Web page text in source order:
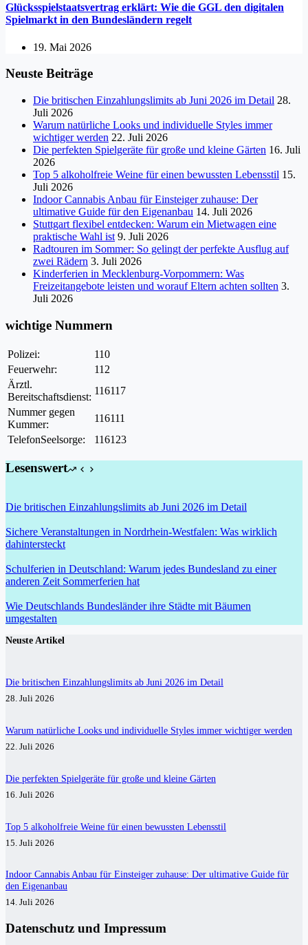
Glücksspielstaatsvertrag erklärt: Wie die GGL den digitalen
Spielmarkt in den Bundesländern regelt
19. Mai 2026
Neuste Beiträge
Die britischen Einzahlungslimits ab Juni 2026 im Detail 28.
Juli 2026
Warum natürliche Looks und individuelle Styles immer
wichtiger werden 22. Juli 2026
Die perfekten Spielgeräte für große und kleine Gärten 16. Juli
2026
Top 5 alkoholfreie Weine für einen bewussten Lebensstil 15.
Juli 2026
Indoor Cannabis Anbau für Einsteiger zuhause: Der
ultimative Guide für den Eigenanbau 14. Juli 2026
Stuttgart flexibel entdecken: Warum ein Mietwagen eine
praktische Wahl ist 9. Juli 2026
Radtouren im Sommer: So gelingt der perfekte Ausflug auf
zwei Rädern 3. Juli 2026
Kinderferien in Mecklenburg-Vorpommern: Was
Freizeitangebote leisten und worauf Eltern achten sollten 3.
Juli 2026
wichtige Nummern
Polizei:
110
Feuerwehr:
112
Ärztl.
Bereitschaftsdienst:
116117
Nummer gegen
Kummer:
116111
TelefonSeelsorge:
116123
Lesenswert
Die britischen Einzahlungslimits ab Juni 2026 im Detail
Sichere Veranstaltungen in Nordrhein-Westfalen: Was wirklich
dahintersteckt
Schulferien in Deutschland: Warum jedes Bundesland zu einer
anderen Zeit Sommerferien hat
Wie Deutschlands Bundesländer ihre Städte mit Bäumen
umgestalten
Neuste Artikel
Die britischen Einzahlungslimits ab Juni 2026 im Detail
28. Juli 2026
Warum natürliche Looks und individuelle Styles immer wichtiger werden
22. Juli 2026
Die perfekten Spielgeräte für große und kleine Gärten
16. Juli 2026
Top 5 alkoholfreie Weine für einen bewussten Lebensstil
15. Juli 2026
Indoor Cannabis Anbau für Einsteiger zuhause: Der ultimative Guide für
den Eigenanbau
14. Juli 2026
Datenschutz und Impressum